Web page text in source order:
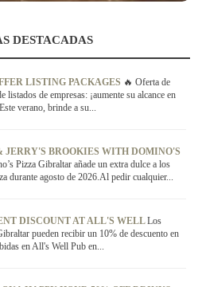
DESTACADAS
LISTING PACKAGES 🔥 Oferta de
listados de empresas: ¡aumente su alcance en
verano, brinde a su...
JERRY'S BROOKIES WITH DOMINO'S
Pizza Gibraltar añade un extra dulce a los
durante agosto de 2026.Al pedir cualquier...
DISCOUNT AT ALL'S WELLLos
pueden recibir un 10% de descuento en
en All's Well Pub en...